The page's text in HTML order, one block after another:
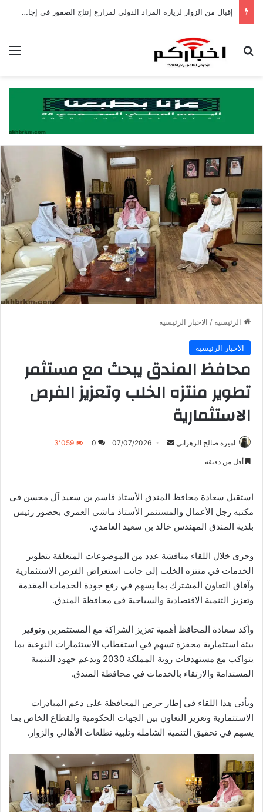
إقبال من الزوار لزيارة المزاد الدولي لمزارع إنتاج الصقور في إجازة نهاية الأسبوع
بحث عن
الرئيسية / الاخبار الرئيسية
الاخبار الرئيسية
محافظ المندق يبحث مع مستثمر
تطوير منتزه الخلب وتعزيز الفرص
الاستثمارية
اميره صالح الزهراني
أرسل 07/07/2026
0 3٬059
أقل من دقيقة
استقبل سعادة محافظ المندق الأستاذ قاسم بن سعيد آل محسن في
مكتبه رجل الأعمال والمستثمر الأستاذ ماشي العمري بحضور رئيس
بلدية المندق المهندس خالد بن سعيد الغامدي.
وجرى خلال اللقاء مناقشة عدد من الموضوعات المتعلقة بتطوير
الخدمات في منتزه الخلب إلى جانب استعراض الفرص الاستثمارية
وآفاق التعاون المشترك بما يسهم في رفع جودة الخدمات المقدمة
وتعزيز التنمية الاقتصادية والسياحية في محافظة المندق.
وأكد سعادة المحافظ أهمية تعزيز الشراكة مع المستثمرين وتوفير
بيئة استثمارية محفزة تسهم في استقطاب الاستثمارات النوعية بما
يتواكب مع مستهدفات رؤية المملكة 2030 ويدعم جهود التنمية
المستدامة والارتقاء بالخدمات في محافظة المندق.
ويأتي هذا اللقاء في إطار حرص المحافظة على دعم المبادرات
الاستثمارية وتعزيز التعاون بين الجهات الحكومية والقطاع الخاص بما
يسهم في تحقيق التنمية الشاملة وتلبية تطلعات الأهالي والزوار.